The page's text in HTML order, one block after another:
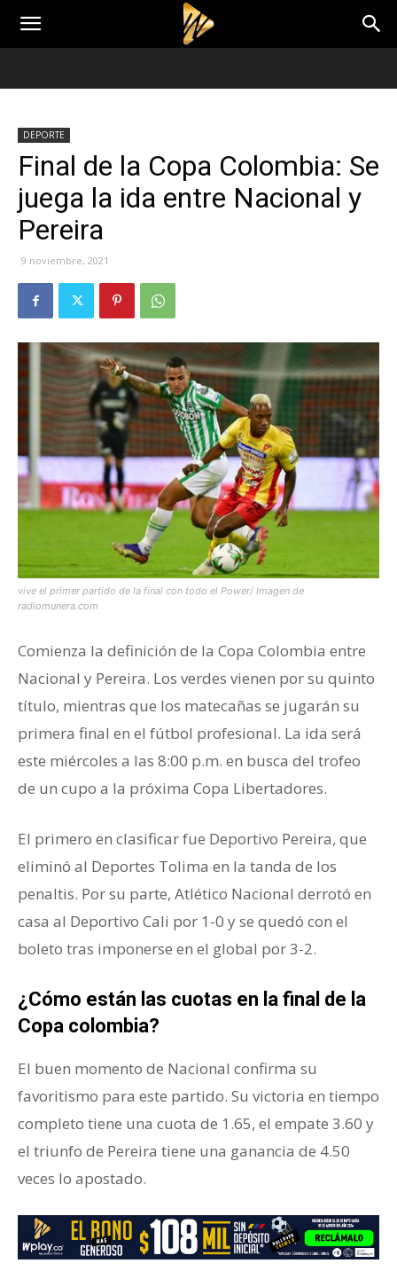
DEPORTE
Final de la Copa Colombia: Se
juega la ida entre Nacional y
Pereira
9 noviembre, 2021
vive el primer partido de la final con todo el Power/ Imagen de
radiomunera.com
Comienza la definición de la Copa Colombia entre
Nacional y Pereira. Los verdes vienen por su quinto
título, mientras que los matecañas se jugarán su
primera final en el fútbol profesional. La ida será
este miércoles a las 8:00 p.m. en busca del trofeo
de un cupo a la próxima Copa Libertadores.
El primero en clasificar fue Deportivo Pereira, que
eliminó al Deportes Tolima en la tanda de los
penaltis. Por su parte, Atlético Nacional derrotó en
casa al Deportivo Cali por 1-0 y se quedó con el
boleto tras imponerse en el global por 3-2.
¿Cómo están las cuotas en la final de la
Copa colombia?
El buen momento de Nacional confirma su
favoritismo para este partido. Su victoria en tiempo
completo tiene una cuota de 1.65, el empate 3.60 y
el triunfo de Pereira tiene una ganancia de 4.50
veces lo apostado.